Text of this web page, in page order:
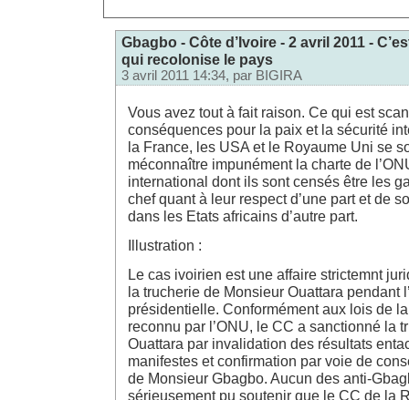
Gbagbo - Côte d’Ivoire - 2 avril 2011 -
qui recolonise le pays
3 avril 2011 14:34, par BIGIRA
Vous avez tout à fait raison. Ce qui est
conséquences pour la paix et la sécurité
la France, les USA et le Royaume Uni se
méconnaître impunément la charte de
international dont ils sont censés être les
chef quant à leur respect d’une part et de
dans les Etats africains d’autre part.
Illustration :
Le cas ivoirien est une affaire strictemnt
la trucherie de Monsieur Ouattara pendant
présidentielle. Conformément aux lois de
reconnu par l’ONU, le CC a sanctionné la
Ouattara par invalidation des résultats
manifestes et confirmation par voie de
de Monsieur Gbagbo. Aucun des anti-
sérieusement pu soutenir que le CC de la